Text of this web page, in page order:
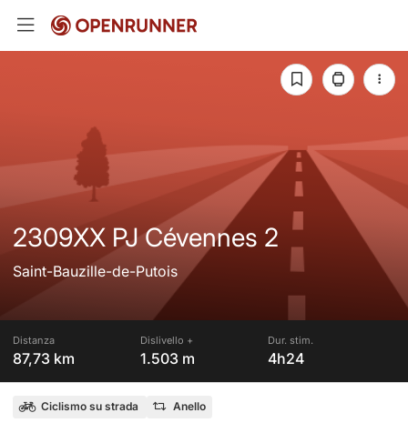
2309XX PJ Cévennes 2
Saint-Bauzille-de-Putois
Distanza
87,73 km
Dislivello +
1.503 m
Dur. stim.
4h24
Ciclismo su strada Anello